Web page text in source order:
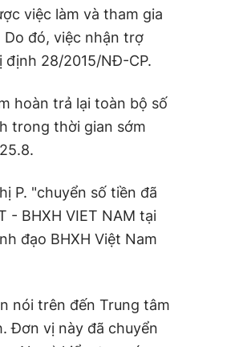
việc làm và tham gia
đó, việc nhận trợ
định 28/2015/NĐ-CP.
hoàn trả lại toàn bộ số
trong thời gian sớm
P. "chuyển số tiền đã
- BHXH VIET NAM tại
đạo BHXH Việt Nam
nói trên đến Trung tâm
Đơn vị này đã chuyển